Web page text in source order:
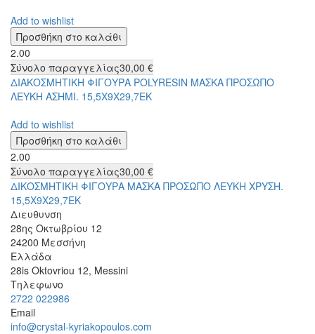
Add to wishlist
2.00
Σύνολο παραγγελίας30,00 €
ΔΙΑΚΟΣΜΗΤΙΚΗ ΦΙΓΟΥΡΑ POLYRESIN ΜΑΣΚΑ ΠΡΟΣΩΠΟ
ΛΕΥΚΗ ΑΣΗΜΙ. 15,5Χ9Χ29,7ΕΚ
Add to wishlist
2.00
Σύνολο παραγγελίας30,00 €
ΔΙΚΟΣΜΗΤΙΚΗ ΦΙΓΟΥΡΑ ΜΑΣΚΑ ΠΡΟΣΩΠΟ ΛΕΥΚΗ ΧΡΥΣΗ.
15,5Χ9Χ29,7ΕΚ
Διευθυνση
28ης Οκτωβρίου 12
24200 Μεσσήνη
Ελλάδα
28is Oktovriou 12, Messini
Τηλεφωνο
2722 022986
Email
info@crystal-kyriakopoulos.com